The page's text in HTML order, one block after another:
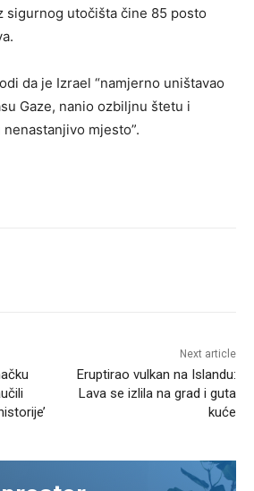
sigurnog utočišta čine 85 posto
da je Izrael “namjerno uništavao
Gaze, nanio ozbiljnu štetu i
mjesto”.
Next article
Eruptirao vulkan na Islandu:
Lava se izlila na grad i guta
kuće